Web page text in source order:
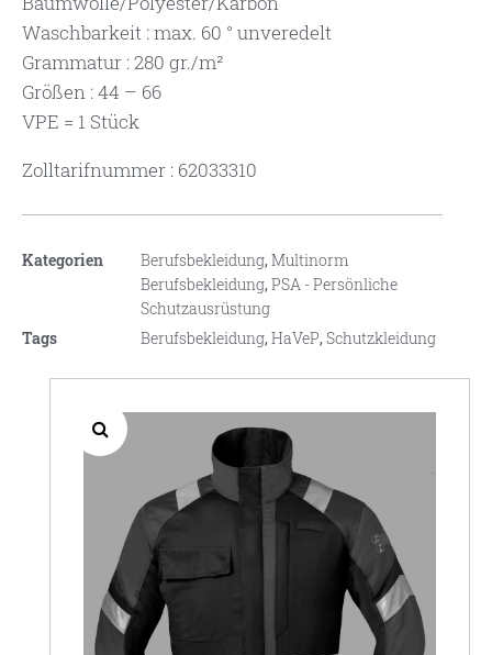
Waschbarkeit : max. 60 ° unveredelt
Grammatur : 280 gr./m²
Größen : 44 – 66
VPE = 1 Stück
Zolltarifnummer : 62033310
Kategorien Berufsbekleidung,Multinorm
Berufsbekleidung,PSA - Persönliche
Schutzausrüstung
Tags
Berufsbekleidung,HaVeP,Schutzkleidung